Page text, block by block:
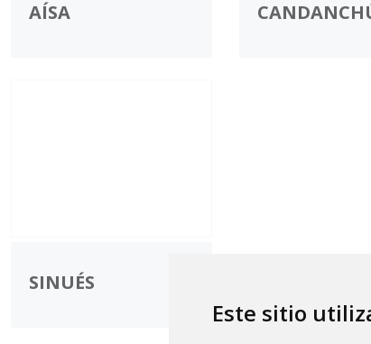
Este sitio
AÍSA
SINUÉS